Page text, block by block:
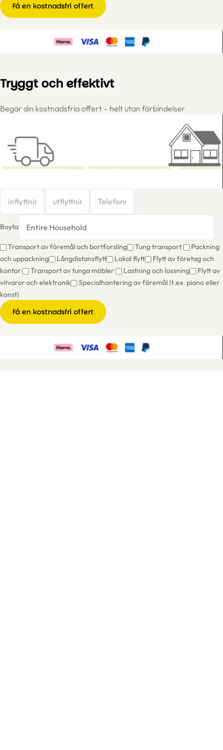
Få en kostnadsfri offert
Tryggt och effektivt
Begär din kostnadsfria offert – helt utan förbindelser
Boyta
Transport av föremål och bortforsling Tung transport
Packning
och uppackning
Långdistansflytt Lokal flytt
Flytt av företag och
kontor
Transport av tunga möbler Lastning och lossning
Flytt av
vitvaror och elektronik
Specialhantering av föremål (t.ex. piano eller
konst)
Få en kostnadsfri offert